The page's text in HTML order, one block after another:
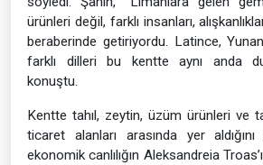
ürünleri değil, farklı insanları,
beraberinde getiriyordu. Latince,
farklı dilleri bu kentte aynı anda
konuştu.
Kentte tahıl, zeytin, üzüm ürünleri ve
ticaret alanları arasında yer
ekonomik canlılığın Aleksandreia